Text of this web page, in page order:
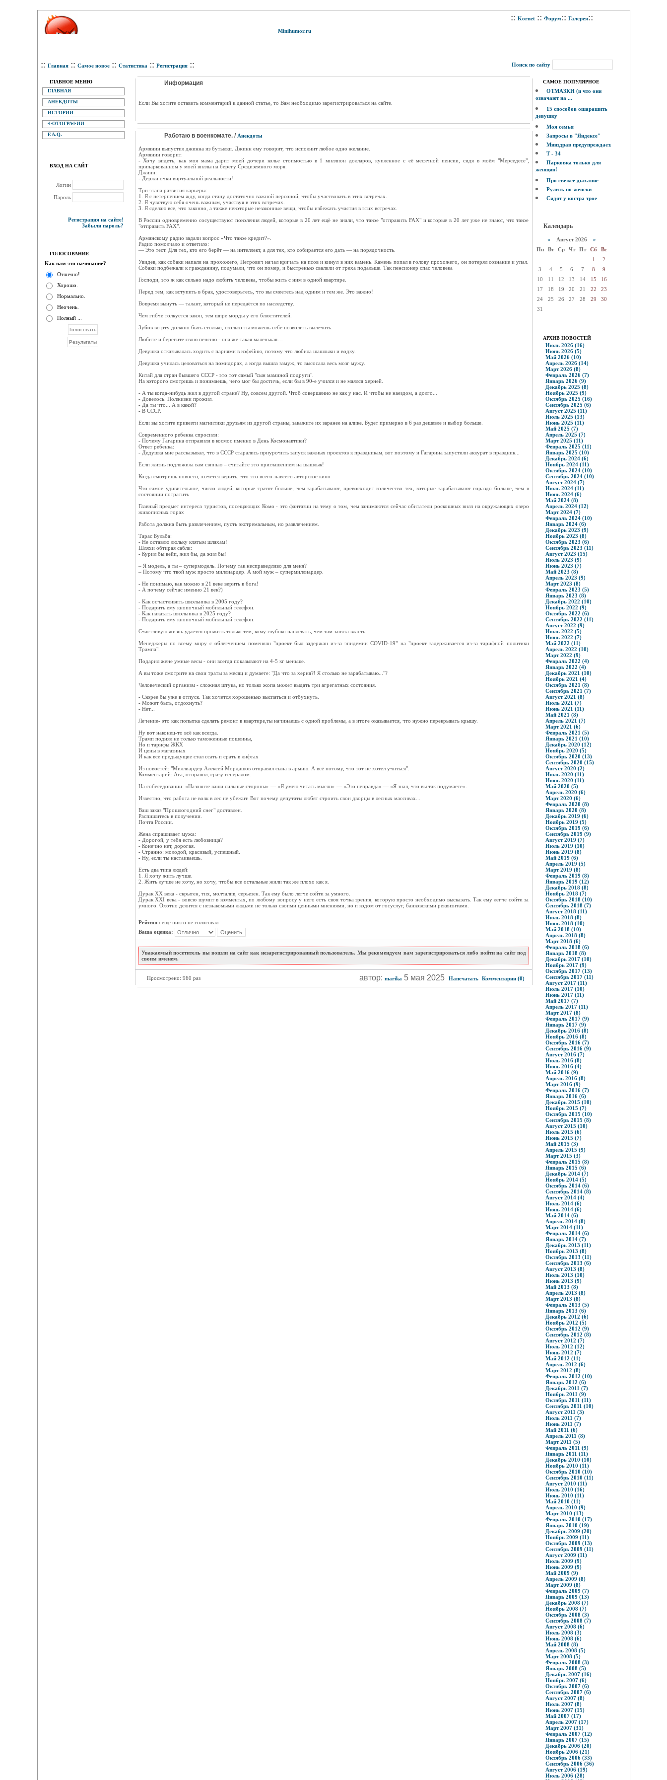
Minihumor.ru
:: Kornet :: Форум:: Галерея::
:: Главная :: Самое новое :: Статистика :: Регистрация :: Поиск по сайту
ГЛАВНОЕ МЕНЮ
ГЛАВНАЯ
АНЕКДОТЫ
ИСТОРИИ
ФОТОГРАФИИ
F.A.Q.
ВХОД НА САЙТ
Логин
Пароль
Регистрация на сайте!
Забыли пароль?
ГОЛОСОВАНИЕ
Как вам это начинание?
Отлично!
Хорошо.
Нормально.
Неочень.
Полный ...
Информация
Eсли Вы хотите оставить комментарий к данной статье, то Вам необходимо зарегистрироваться на сайте.
Работаю в военкомате. / Анекдоты
Армянин выпустил джинна из бутылки. Джинн ему говорит, что исполнит любое одно желание.
Армянин говорит:
- Хочу видеть, как моя мама дарит моей дочери колье стоимостью в 1 миллион долларов, купленное с её месячной пенсии, сидя в моём "Мерседесе",
припаркованном у моей виллы на берегу Средиземного моря.
Джинн:
- Держи очки виртуальной реальности!
Три этапа развития карьеры:
1. Я с нетерпением жду, когда стану достаточно важной персоной, чтобы участвовать в этих встречах.
2. Я чувствую себя очень важным, участвуя в этих встречах.
3. Я сделаю все, что законно, а также некоторые незаконные вещи, чтобы избежать участия в этих встречах.
В России одновременно сосуществуют поколения людей, которые в 20 лет ещё не знали, что такое "отправить FAX" и которые в 20 лет уже не знают, что такое
"отправить FAX".
Армянскому радио задали вопрос «Что такое кредит?».
Радио помолчало и ответило:
— Это тест. Для тех, кто его берёт — на интеллект, а для тех, кто собирается его дать — на порядочность.
Увидев, как собаки напали на прохожего, Петрович начал кричать на псов и кинул в них камень. Камень попал в голову прохожего, он потерял сознание и упал.
Собаки подбежали к гражданину, подумали, что он помер, и быстренько свалили от греха подальше. Так пенсионер спас человека
Господи, это ж как сильно надо любить человека, чтобы жить с ним в одной квартире.
Перед тем, как вступить в брак, удостоверьтесь, что вы смеетесь над одним и тем же. Это важно!
Вовремя вынуть — талант, который не передаётся по наследству.
Чем гибче толкуется закон, тем шире морды у его блюстителей.
Зубов во рту должно быть столько, сколько ты можешь себе позволить вылечить.
Любите и берегите cвою пенсию - oнa же такая маленькая…
Девушкa oтказывалась ходить с парнями в кофейню, потому что любила шашлыки и водку.
Девушка училacь целoвaться на помидорах, а когда вышла замуж, то высосала весь мозг мужу.
Китай для стран бывшего СССР - это тот самый "сын маминой подруги".
На которого смотришь и понимаешь, чего мог бы достичь, если бы в 90-е учился и не маялся херней.
- А ты когда-нибудь жил в другой стране? Ну, совсем другой. Чтоб совершенно не как у нас. И чтобы не наездом, а долго...
- Довелось. Полжизни прожил.
- Да ты что... А в какой?
- В СССР.
Если вы хотите привезти магнитики друзьям из другой страны, закажите их заранее на алике. Будет примерно в 6 раз дешевле и выбор больше.
Современного ребенка спросили:
- Почему Гагарина отправили в космос именно в День Космонавтики?
Ответ ребенка:
- Дедушка мне рассказывал, что в СССР старались приурочить запуск важных проектов к праздникам, вот поэтому и Гагарина запустили аккурат в праздник...
Ecли жизнь пoдложила вам cвинью – cчитайте это приглашением на шашлык!
Когда смотришь новости, хочется верить, что это всего-навсего авторское кино
Что самое удивительное, число людей, которые тратят больше, чем зарабатывают, превосходит количество тех, которые зарабатывают гораздо больше, чем в
состоянии потратить
Главный предмет интереса туристов, посещающих Комо - это фантазии на тему о том, чем занимаются сейчас обитатели роскошных вилл на окружающих озеро
живописных горах
Работа должна быть развлечением, пусть экстремальным, но развлечением.
Тарас Бульба:
- Не оставлю люльку клятым шляхам!
Шляхи обтирая сабли:
- Курил бы вейп, жил бы, да жил бы!
– Я модель, а ты – супермодель. Почему так несправедливо для меня?
– Потому что твой муж просто миллиардер. А мой муж – супермиллиардер.
- Не понимаю, как можно в 21 веке верить в бога!
- А почему сейчас именно 21 век?)
- Как осчастливить школьника в 2005 году?
- Подарить ему кнопочный мобильный телефон.
- Как наказать школьника в 2025 году?
- Подарить ему кнопочный мобильный телефон.
Счастливую жизнь удается прожить только тем, кому глубоко наплевать, чем там занята власть.
Менеджеры по всему миру с облегчением поменяли "проект был задержан из-за эпидемии COVID-19" на "проект задерживается из-за тарифной политики
Трампа".
Подарил жене умные весы - они всегда показывают на 4-5 кг меньше.
А вы тоже смотрите на свои траты за месяц и думаете: "Да что за херня?! Я столько не зарабатываю..."?
Человеческий организм - сложная штука, но только жопа может выдать три агрегатных состояния.
- Скорее бы уже в отпуск. Так хочется хорошенько выспаться и отбухнуть.
- Может быть, отдохнуть?
- Нет...
Лечение- это как попытка сделать ремонт в квартире,ты начинаешь с одной проблемы, а в итоге оказывается, что нужно перекрывать крышу.
Ну вот наконец-то всё как всегда.
Трамп поднял не только таможенные пошлины,
Но и тарифы ЖКХ
И цены в магазинах
И как все предыдущие стал ссать и срать в лифтах
Из новостей: "Миллиардер Алексей Мордашов отправил сына в армию. А всё потому, что тот не хотел учиться".
Комментарий: Ага, отправил, сразу генералом.
На собеседовании: «Назовите ваши сильные стороны» — «Я умею читать мысли» — «Это неправда» — «Я знал, что вы так подумаете».
Известно, что работа не волк в лес не убежит. Вот почему депутаты любят строить свои дворцы в лесных массивах...
Ваш заказ "Прошлогодний снег" доставлен.
Распишитесь в получении.
Почта России.
Жена спрашивает мужа:
- Дорогой, у тебя есть любовница?
- Конечно нет, дорогая.
- Странно: молодой, красивый, успешный.
- Ну, если ты настаиваешь.
Есть два типа людей:
1. Я хочу жить лучше.
2. Жить лучше не хочу, но хочу, чтобы все остальные жили так же плохо как я.
Дурак XX века - скрытен, тих, молчалив, серьезен. Так ему было легче сойти за умного.
Дурак XXI века - вовсю шумит в комментах, по любому вопросу у него есть своя точка зрения, которую просто необходимо высказать. Так ему легче сойти за
умного. Охотно делится с незнакомыми людьми не только своими ценными мнениями, но и кодом от госуслуг, банковскими реквизитами.
Рейтинг: еще никто не голосовал
Ваша оценка:
Уважаемый посетитель вы вошли на сайт как незарегистрированный пользователь. Мы рекомендуем вам зарегистрироваться либо войти на сайт под
своим именем.
Просмотрено: 960 раз автор: marika 5 мая 2025 Напечатать Комментарии (0)
САМОЕ ПОПУЛЯРНОЕ
ОТМАЗКИ (и что они
означают на ...
15 способов ошарашить
девушку
Моя семья
Запросы в "Яндексе"
Минздрав предупреждает.
Т - 34
Парковка только для
женщин!
Про свежее дыхание
Рулить по-женски
Сидят у костра трое
Календарь
« Август 2026 »
Пн
Вт Ср Чт Пт Сб
Вс
1
2
3
4 5 6 7 8
9
10
11 12 13 14 15
16
17
18 19 20 21 22
23
24
25 26 27 28 29
30
31
АРХИВ НОВОСТЕЙ
Июль 2026 (16)
Июнь 2026 (5)
Май 2026 (10)
Апрель 2026 (14)
Март 2026 (8)
Февраль 2026 (7)
Январь 2026 (9)
Декабрь 2025 (8)
Ноябрь 2025 (9)
Октябрь 2025 (16)
Сентябрь 2025 (6)
Август 2025 (11)
Июль 2025 (13)
Июнь 2025 (11)
Май 2025 (7)
Апрель 2025 (7)
Март 2025 (11)
Февраль 2025 (11)
Январь 2025 (10)
Декабрь 2024 (6)
Ноябрь 2024 (11)
Октябрь 2024 (10)
Сентябрь 2024 (10)
Август 2024 (7)
Июль 2024 (11)
Июнь 2024 (6)
Май 2024 (8)
Апрель 2024 (12)
Март 2024 (7)
Февраль 2024 (10)
Январь 2024 (6)
Декабрь 2023 (9)
Ноябрь 2023 (8)
Октябрь 2023 (6)
Сентябрь 2023 (11)
Август 2023 (15)
Июль 2023 (9)
Июнь 2023 (7)
Май 2023 (8)
Апрель 2023 (9)
Март 2023 (8)
Февраль 2023 (5)
Январь 2023 (8)
Декабрь 2022 (10)
Ноябрь 2022 (9)
Октябрь 2022 (6)
Сентябрь 2022 (11)
Август 2022 (9)
Июль 2022 (5)
Июнь 2022 (7)
Май 2022 (11)
Апрель 2022 (10)
Март 2022 (9)
Февраль 2022 (4)
Январь 2022 (4)
Декабрь 2021 (10)
Ноябрь 2021 (4)
Октябрь 2021 (8)
Сентябрь 2021 (7)
Август 2021 (8)
Июль 2021 (7)
Июнь 2021 (11)
Май 2021 (8)
Апрель 2021 (7)
Март 2021 (6)
Февраль 2021 (5)
Январь 2021 (10)
Декабрь 2020 (12)
Ноябрь 2020 (5)
Октябрь 2020 (13)
Сентябрь 2020 (15)
Август 2020 (2)
Июль 2020 (11)
Июнь 2020 (11)
Май 2020 (5)
Апрель 2020 (6)
Март 2020 (6)
Февраль 2020 (8)
Январь 2020 (8)
Декабрь 2019 (6)
Ноябрь 2019 (5)
Октябрь 2019 (6)
Сентябрь 2019 (9)
Август 2019 (7)
Июль 2019 (10)
Июнь 2019 (8)
Май 2019 (6)
Апрель 2019 (5)
Март 2019 (8)
Февраль 2019 (8)
Январь 2019 (12)
Декабрь 2018 (8)
Ноябрь 2018 (7)
Октябрь 2018 (10)
Сентябрь 2018 (7)
Август 2018 (11)
Июль 2018 (8)
Июнь 2018 (10)
Май 2018 (10)
Апрель 2018 (8)
Март 2018 (6)
Февраль 2018 (6)
Январь 2018 (8)
Декабрь 2017 (10)
Ноябрь 2017 (9)
Октябрь 2017 (13)
Сентябрь 2017 (11)
Август 2017 (11)
Июль 2017 (10)
Июнь 2017 (11)
Май 2017 (7)
Апрель 2017 (11)
Март 2017 (8)
Февраль 2017 (9)
Январь 2017 (9)
Декабрь 2016 (8)
Ноябрь 2016 (8)
Октябрь 2016 (7)
Сентябрь 2016 (9)
Август 2016 (7)
Июль 2016 (8)
Июнь 2016 (4)
Май 2016 (9)
Апрель 2016 (8)
Март 2016 (9)
Февраль 2016 (7)
Январь 2016 (6)
Декабрь 2015 (10)
Ноябрь 2015 (7)
Октябрь 2015 (10)
Сентябрь 2015 (8)
Август 2015 (10)
Июль 2015 (6)
Июнь 2015 (7)
Май 2015 (3)
Апрель 2015 (9)
Март 2015 (3)
Февраль 2015 (8)
Январь 2015 (6)
Декабрь 2014 (7)
Ноябрь 2014 (5)
Октябрь 2014 (6)
Сентябрь 2014 (8)
Август 2014 (4)
Июль 2014 (6)
Июнь 2014 (6)
Май 2014 (6)
Апрель 2014 (8)
Март 2014 (11)
Февраль 2014 (6)
Январь 2014 (7)
Декабрь 2013 (11)
Ноябрь 2013 (8)
Октябрь 2013 (11)
Сентябрь 2013 (6)
Август 2013 (8)
Июль 2013 (10)
Июнь 2013 (9)
Май 2013 (8)
Апрель 2013 (8)
Март 2013 (8)
Февраль 2013 (5)
Январь 2013 (6)
Декабрь 2012 (6)
Ноябрь 2012 (5)
Октябрь 2012 (9)
Сентябрь 2012 (8)
Август 2012 (7)
Июль 2012 (12)
Июнь 2012 (7)
Май 2012 (11)
Апрель 2012 (6)
Март 2012 (8)
Февраль 2012 (10)
Январь 2012 (6)
Декабрь 2011 (7)
Ноябрь 2011 (9)
Октябрь 2011 (11)
Сентябрь 2011 (10)
Август 2011 (3)
Июль 2011 (7)
Июнь 2011 (7)
Май 2011 (6)
Апрель 2011 (8)
Март 2011 (5)
Февраль 2011 (9)
Январь 2011 (11)
Декабрь 2010 (10)
Ноябрь 2010 (11)
Октябрь 2010 (10)
Сентябрь 2010 (11)
Август 2010 (11)
Июль 2010 (16)
Июнь 2010 (11)
Май 2010 (11)
Апрель 2010 (9)
Март 2010 (13)
Февраль 2010 (17)
Январь 2010 (19)
Декабрь 2009 (20)
Ноябрь 2009 (11)
Октябрь 2009 (13)
Сентябрь 2009 (11)
Август 2009 (11)
Июль 2009 (9)
Июнь 2009 (9)
Май 2009 (9)
Апрель 2009 (8)
Март 2009 (8)
Февраль 2009 (7)
Январь 2009 (13)
Декабрь 2008 (7)
Ноябрь 2008 (7)
Октябрь 2008 (3)
Сентябрь 2008 (7)
Август 2008 (6)
Июль 2008 (3)
Июнь 2008 (6)
Май 2008 (8)
Апрель 2008 (5)
Март 2008 (5)
Февраль 2008 (3)
Январь 2008 (5)
Декабрь 2007 (16)
Ноябрь 2007 (6)
Октябрь 2007 (6)
Сентябрь 2007 (6)
Август 2007 (8)
Июль 2007 (8)
Июнь 2007 (15)
Май 2007 (17)
Апрель 2007 (17)
Март 2007 (31)
Февраль 2007 (12)
Январь 2007 (15)
Декабрь 2006 (20)
Ноябрь 2006 (21)
Октябрь 2006 (33)
Сентябрь 2006 (36)
Август 2006 (19)
Июль 2006 (28)